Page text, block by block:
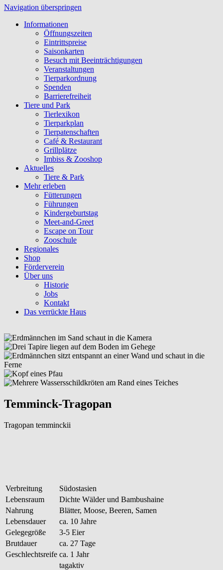
Navigation überspringen
Informationen
Öffnungszeiten
Eintrittspreise
Saisonkarten
Besuch mit Beeinträchtigungen
Veranstaltungen
Tierparkordnung
Spenden
Barrierefreiheit
Tiere und Park
Tierlexikon
Tierparkplan
Tierpatenschaften
Café & Restaurant
Grillplätze
Imbiss & Zooshop
Aktuelles
Tiere & Park
Mehr erleben
Fütterungen
Führungen
Kindergeburtstag
Meet-and-Greet
Escape on Tour
Zooschule
Regionales
Shop
Förderverein
Über uns
Historie
Jobs
Kontakt
Das verrückte Haus
Temminck-Tragopan
Tragopan temminckii
Verbreitung
Südostasien
Lebensraum
Dichte Wälder und Bambushaine
Nahrung
Blätter, Moose, Beeren, Samen
Lebensdauer
ca. 10 Jahre
Gelegegröße
3-5 Eier
Brutdauer
ca. 27 Tage
Geschlechtsreife ca. 1 Jahr
tagaktiv